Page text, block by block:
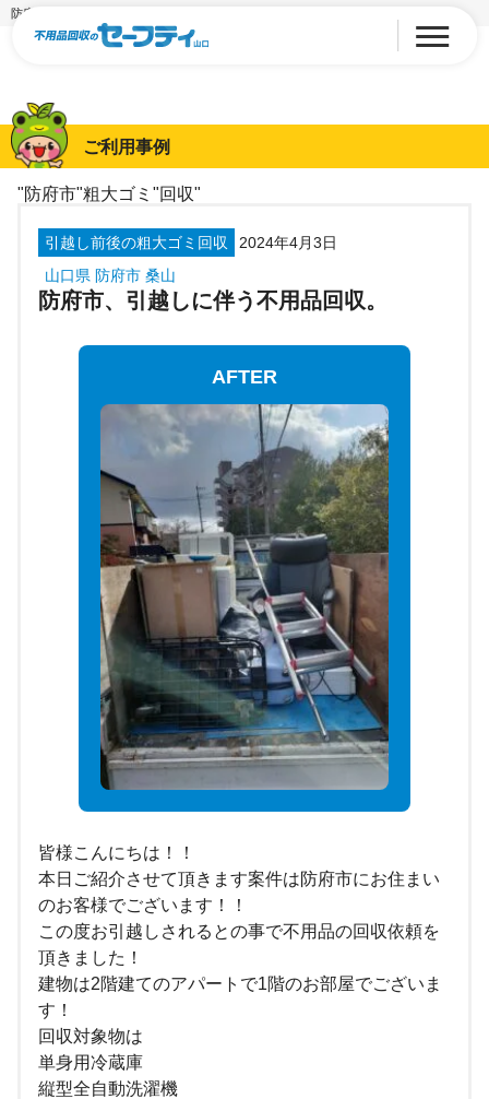
防府市、引越しに伴う不用品回収。
ご利用事例
"防府市"粗大ゴミ"回収"
引越し前後の粗大ゴミ回収
2024年4月3日
山口県 防府市 桑山
防府市、引越しに伴う不用品回収。
AFTER
皆様こんにちは！！
本日ご紹介させて頂きます案件は防府市にお住まい
のお客様でございます！！
この度お引越しされるとの事で不用品の回収依頼を
頂きました！
建物は2階建てのアパートで1階のお部屋でございま
す！
回収対象物は
単身用冷蔵庫
縦型全自動洗濯機